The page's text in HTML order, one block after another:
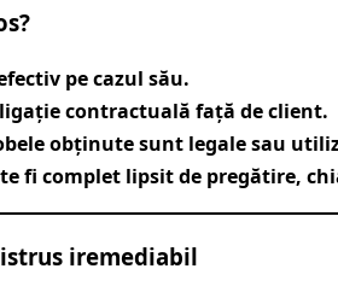
pe cazul său.
contractuală față de client.
obținute sunt legale sau
fi complet lipsit de pregătire,
iremediabil